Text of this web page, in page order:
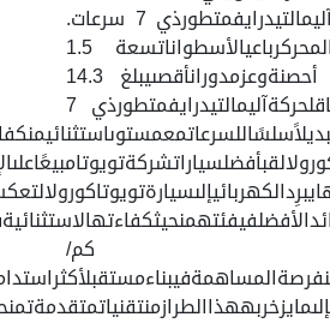
سرعاتأوبناقلحركةآليمالتيدرايفمتطورذي 7 سرعات.
ومنناحيةأخرى،فإنالمحركرباعيالأسطواناتسعة 1.5
لتريولدقوة 106 أحصنةوعزمدورانأقصىيبلغ 14.3
كلجمتر،كمايقترنبناقلحركةآليمالتيدرايفمتطورذي 7
كم/